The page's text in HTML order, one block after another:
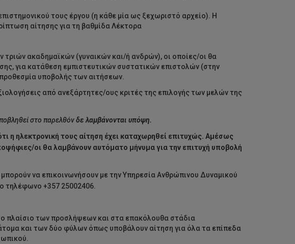
τους έργου (η κάθε μία ως ξεχωριστό αρχείο). Η
αίτησης για τη βαθμίδα Λέκτορα
τριών ακαδημαϊκών (γυναικών και/ή ανδρών), οι οποίες/οι θα
για κατάθεση εμπιστευτικών συστατικών επιστολών (στην
υποβολής των αιτήσεων.
από ανεξάρτητες/ους κριτές της επιλογής των μελών της
στο παρελθόνδε λαμβάνονται υπόψη.
η ηλεκτρονική τους αίτηση έχει καταχωρηθεί επιτυχώς. Αμέσως
οι θα λαμβάνουν αυτόματο μήνυμα για την επιτυχή υποβολή
να επικοινωνήσουν με την Υπηρεσία Ανθρώπινου Δυναμικού
τηλέφωνο +357 25002406.
πλαίσιο των προσλήψεων και στα επακόλουθα στάδια
και των δύο φύλων όπως υποβάλουν αίτηση για όλα τα επίπεδα